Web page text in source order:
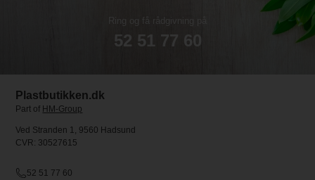
Ring og få rådgivning på
52 51 77 60
Plastbutikken.dk
Part of HM-Group
Ved Stranden 1, 9560 Hadsund
CVR: 30527615
52 51 77 60